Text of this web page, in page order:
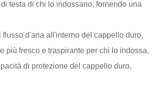
testa di chi lo indossano, fornendo una
d'aria all'interno del cappello duro,
più fresco e traspirante per chi lo indossa.
di protezione del cappello duro,